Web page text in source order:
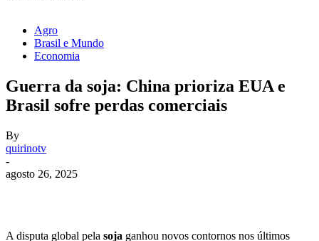
Agro
Brasil e Mundo
Economia
Guerra da soja: China prioriza EUA e
Brasil sofre perdas comerciais
By
quirinotv
-
agosto 26, 2025
A disputa global pela soja ganhou novos contornos nos últimos